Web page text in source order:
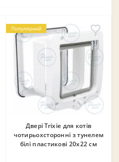
Популярний
Двері Trixie для котів
чотирьохсторонні з тунелем
білі пластикові 20х22 см